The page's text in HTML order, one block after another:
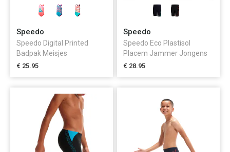
Speedo
Speedo Digital Printed
Badpak Meisjes
€ 25.95
Speedo
Speedo Eco Plastisol
Placem Jammer Jongens
€ 28.95